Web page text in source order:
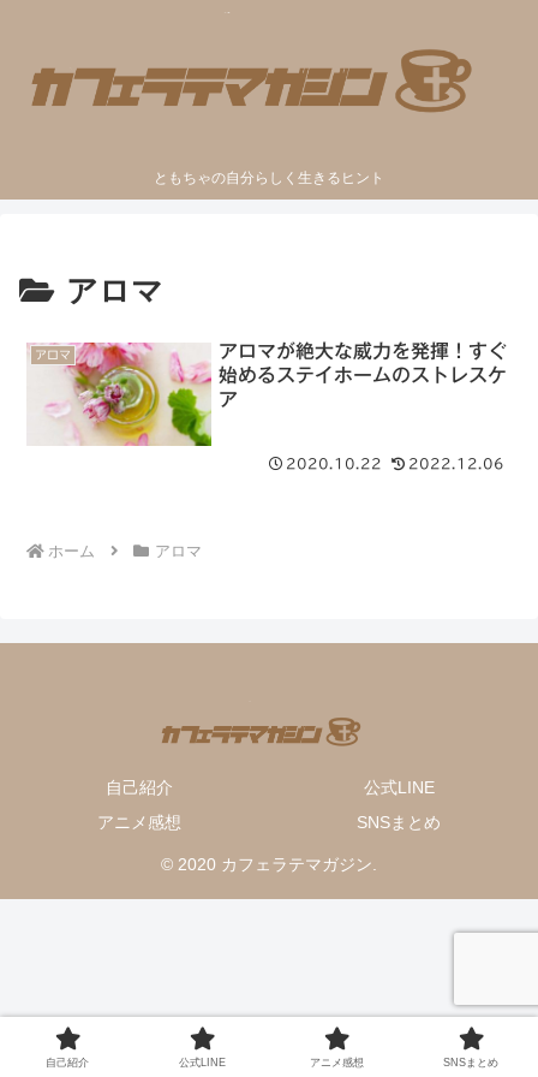
ともちゃの自分らしく生きるヒント
アロマ
アロマ
アロマが絶大な威力を発揮！すぐ
始めるステイホームのストレスケ
ア
2020.10.22 2022.12.06
ホーム アロマ
自己紹介
公式LINE
アニメ感想
SNSまとめ
© 2020 カフェラテマガジン.
自己紹介 公式LINE アニメ感想 SNSまとめ